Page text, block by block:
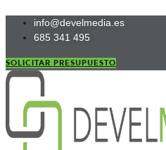
contenido
info@develmedia.es
685 341 495
SOLICITAR PRESUPUESTO